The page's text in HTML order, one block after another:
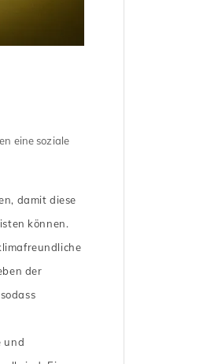
eine soziale
damit diese
können.
der
und